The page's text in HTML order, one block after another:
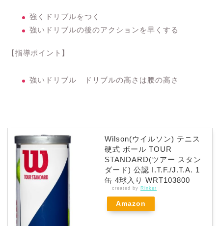
強くドリブルをつく
強いドリブルの後のアクションを早くする
【指導ポイント】
強いドリブル ドリブルの高さは腰の高さ
Wilson(ウイルソン) テニス
硬式 ボール TOUR
STANDARD(ツアー スタン
ダード) 公認 I.T.F./J.T.A. 1
缶 4球入り WRT103800
created by Rinker
Amazon